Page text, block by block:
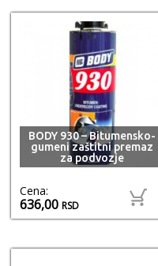
BODY 930 – Bitumensko-
gumeni zaštitni premaz
za podvozje
Cena:
636,00 RSD